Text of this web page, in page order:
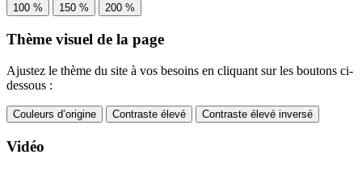
100 % 150 % 200 %
Thème visuel de la page
Ajustez le thème du site à vos besoins en cliquant sur les boutons ci-
dessous :
Couleurs d’origine Contraste élevé Contraste élevé inversé
Vidéo